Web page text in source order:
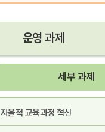
운영 과제
세부 과제
자율적 교육과정 혁신